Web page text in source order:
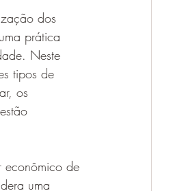
dos
prática
Neste
tipos de
os
econômico de
uma